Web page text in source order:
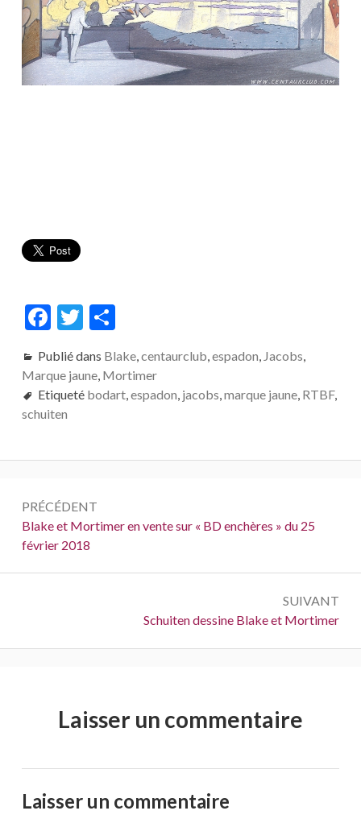
F
e
b
o
k
T
itt
er
P
ta
g
Publié dans Blake,centaurclub,espadon, Jacobs,
Marque jaune, Mortimer
Etiqueté bodart,espadon, jacobs,marque jaune, RTBF,
schuiten
de
l’article
PRÉCÉDENT
Précédent :
Blake et Mortimer en vente sur « BD enchères » du 25
février 2018
SUIVANT
Suivant :
Schuiten dessine Blake et Mortimer
Laisser un commentaire
Laisser un commentaire